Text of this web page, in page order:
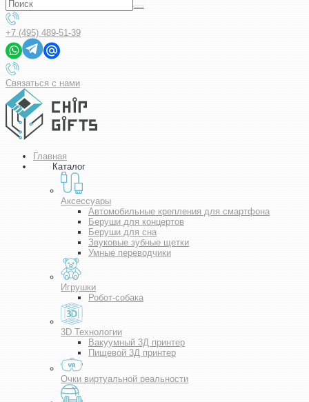
+7 (495) 489-51-39
Связаться с нами
Главная
Каталог
Аксессуары
Автомобильные крепления для смартфона
Беруши для концертов
Беруши для сна
Звуковые зубные щетки
Умные переводчики
Игрушки
Робот-собака
3D Технологии
Вакуумный 3Д принтер
Пищевой 3Д принтер
Очки виртуальной реальности